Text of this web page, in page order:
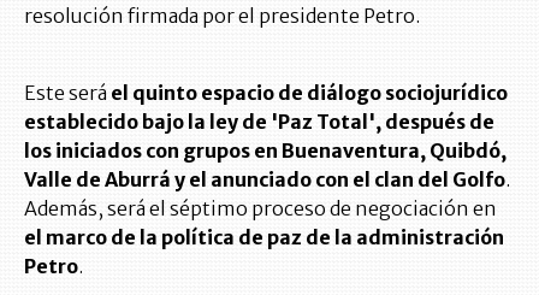
resolución firmada por el presidente Petro.
Este será el quinto espacio de diálogo sociojurídico
establecido bajo la ley de 'Paz Total', después de
los iniciados con grupos en Buenaventura, Quibdó,
Valle de Aburrá y el anunciado con el clan del Golfo.
Además, será el séptimo proceso de negociación en
el marco de la política de paz de la administración
Petro.